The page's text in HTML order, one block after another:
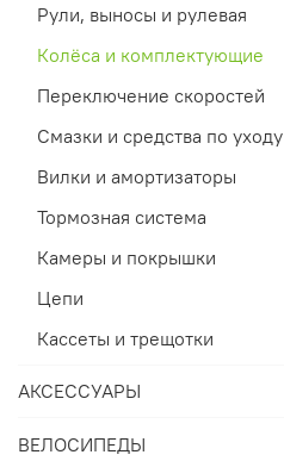
Рули, выносы и рулевая
Колёса и комплектующие
Переключение скоростей
Смазки и средства по уходу
Вилки и амортизаторы
Тормозная система
Камеры и покрышки
Цепи
Кассеты и трещотки
АКСЕССУАРЫ
ВЕЛОСИПЕДЫ